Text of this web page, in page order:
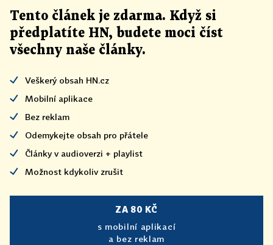
Tento článek je zdarma. Když si
předplatíte HN, budete moci číst
všechny naše články.
Veškerý obsah HN.cz
Mobilní aplikace
Bez reklam
Odemykejte obsah pro přátele
Články v audioverzi + playlist
Možnost kdykoliv zrušit
ZA 80 KČ
s mobilní aplikací
a bez reklam